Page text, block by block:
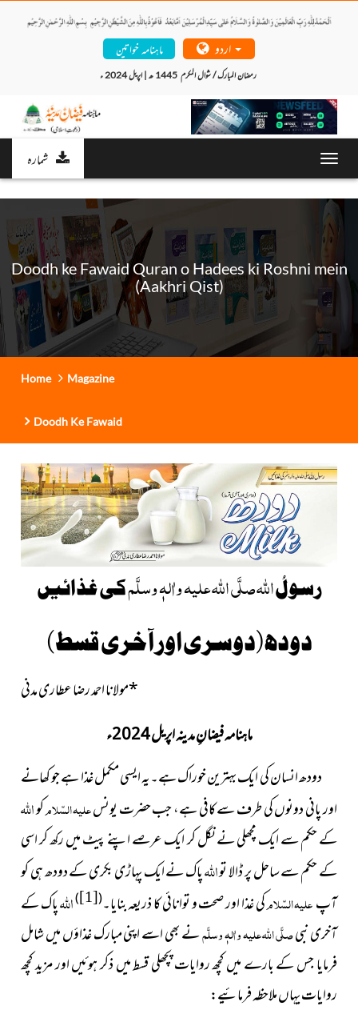
ماہنامہ خواتین
شمارہ
Doodh ke Fawaid Quran o Hadees ki Roshni mein
(Aakhri Qist)
Home Magazine
Doodh Ke Fawaid
رسولُاللہصلَّی اللہ علیہ واٰلہٖ وسلَّمکی غذائیں
دودھ(دوسری اور آخری قسط)
*مولانا احمد رضا عطاری مدنی
ماہنامہ فیضانِ مدینہ اپریل 2024ء
دودھ انسان کی ایک بہترین خوراک ہے۔یہ ایسی مکمل غذا ہے جو کھانے
اور پانی دونوں کی طرف سے کافی ہے، جب حضرت یونسعلیہ السّلامکواللہ
کے حکم سے ایک مچھلی نے نگل کر ایک عرصے اپنے پیٹ میں رکھ کر اسی
کے حکم سے ساحل پر ڈالا تواللہپاک نے ایک پہاڑی بکری کے دودھ ہی کو
آپعلیہ السّلامکی غذا اور صحت و توانائی کا ذریعہ بنایا۔(
[1]
)اللہپاک کے
آخری نبیصلَّی اللہ علیہ واٰلہٖ وسلَّمنے بھی اسے اپنی مبارک غذاؤں میں شامل
فرمایا جس کے بارے میں کچھ روایات پچھلی قسط میں ذکر ہوئیں اور مزید کچھ
روایات یہاں ملاحظہ فرمائیے: